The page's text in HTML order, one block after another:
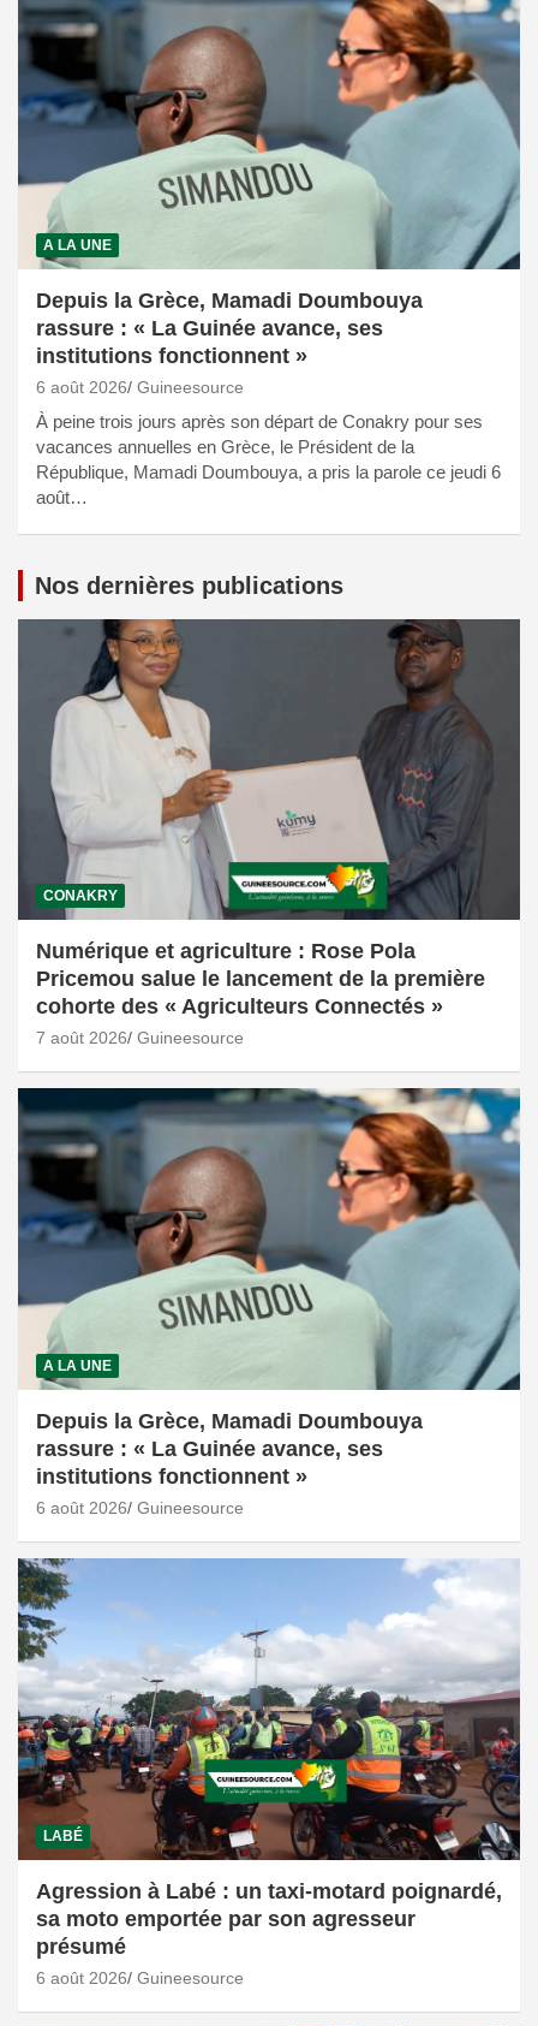
A LA UNE
Depuis la Grèce, Mamadi Doumbouya
rassure : « La Guinée avance, ses
institutions fonctionnent »
6 août 2026 Guineesource
À peine trois jours après son départ de Conakry pour ses
vacances annuelles en Grèce, le Président de la
République, Mamadi Doumbouya, a pris la parole ce jeudi 6
août…
Nos dernières publications
CONAKRY
Numérique et agriculture : Rose Pola
Pricemou salue le lancement de la première
cohorte des « Agriculteurs Connectés »
7 août 2026 Guineesource
A LA UNE
Depuis la Grèce, Mamadi Doumbouya
rassure : « La Guinée avance, ses
institutions fonctionnent »
6 août 2026 Guineesource
LABÉ
Agression à Labé : un taxi-motard poignardé,
sa moto emportée par son agresseur
présumé
6 août 2026 Guineesource